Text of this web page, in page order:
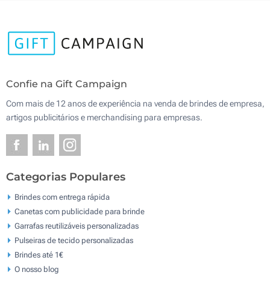
Confie na Gift Campaign
Com mais de 12 anos de experiência na venda de brindes de empresa,
artigos publicitários e merchandising para empresas.
Categorias Populares
Brindes com entrega rápida
Canetas com publicidade para brinde
Garrafas reutilizáveis personalizadas
Pulseiras de tecido personalizadas
Brindes até 1€
O nosso blog